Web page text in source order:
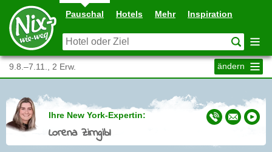
Pauschal Hotels Mehr Inspiration
9.8.–7.11., 2 Erw. ändern
Ihre New York-Expertin:
Lorena Zirngibl